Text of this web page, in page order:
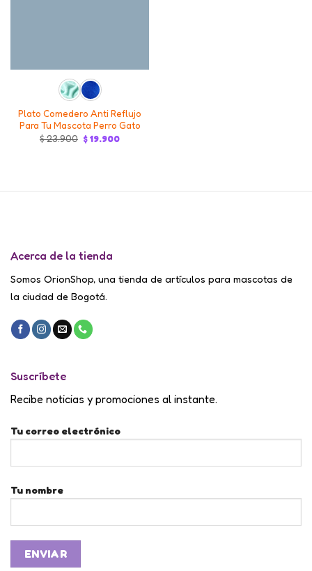
Plato Comedero Anti Reflujo
Para Tu Mascota Perro Gato
$23.900 Original
price
$19.900Current
Acerca de la tienda
Somos OrionShop, una tienda de artículos para mascotas de
la ciudad de Bogotá.
Suscríbete
Recibe noticias y promociones al instante.
Tu correo electrónico
Tu nombre